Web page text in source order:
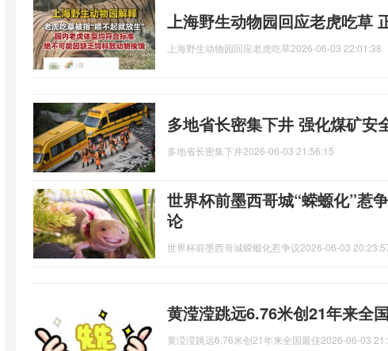
上海野生动物园回应老虎吃草
上海野生动物园回应老虎吃草2026-06-03 22:01:38
多地省长密集下井 强化煤矿安
多地省长密集下井2026-06-03 21:56:15
世界杯前墨西哥城“蝾螈化”惹
论
世界杯前墨西哥城蝾螈化惹争议2026-06-03
黄滢滢跳远6.76米创21年来全
黄滢滢跳远6,76米创21年来全国最佳2026-06-03